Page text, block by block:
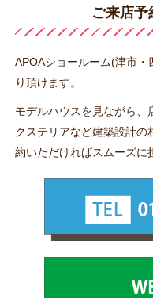
ご来店
APOAショールーム(津市
り頂けます。
モデルハウスを見ながら、
クステリアなど建築設計の
約いただければスムーズに